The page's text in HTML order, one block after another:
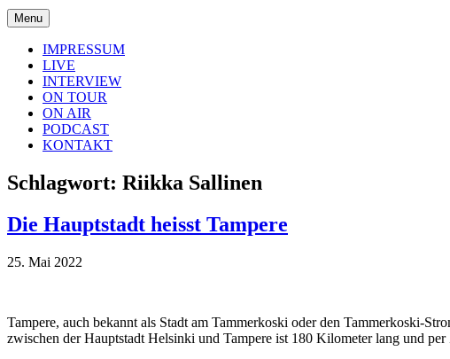
Menu
IMPRESSUM
LIVE
INTERVIEW
ON TOUR
ON AIR
PODCAST
KONTAKT
Schlagwort: Riikka Sallinen
Die Hauptstadt heisst Tampere
25. Mai 2022
Tampere, auch bekannt als Stadt am Tammerkoski oder den Tammerkoski-
zwischen der Hauptstadt Helsinki und Tampere ist 180 Kilometer lang und